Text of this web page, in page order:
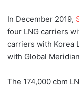
In December 2019,
four LNG carriers
carriers with Korea
with Global
The 174,000 cbm